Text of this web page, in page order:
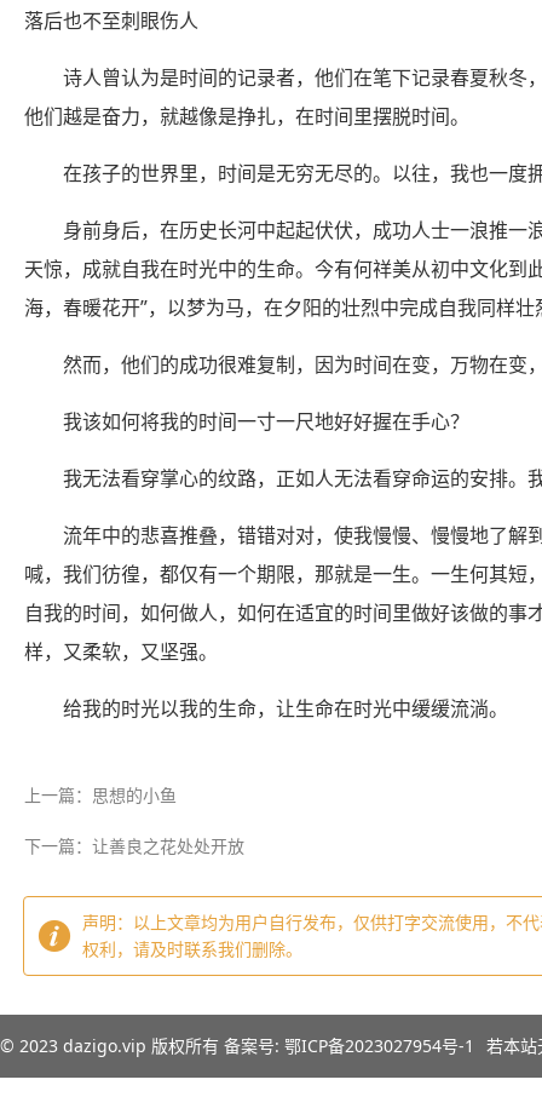
落后也不至刺眼伤人
诗人曾认为是时间的记录者，他们在笔下记录春夏秋冬
他们越是奋力，就越像是挣扎，在时间里摆脱时间。
在孩子的世界里，时间是无穷无尽的。以往，我也一度
身前身后，在历史长河中起起伏伏，成功人士一浪推一
天惊，成就自我在时光中的生命。今有何祥美从初中文化
海，春暖花开”，以梦为马，在夕阳的壮烈中完成自我同样
然而，他们的成功很难复制，因为时间在变，万物在变
我该如何将我的时间一寸一尺地好好握在手心？
我无法看穿掌心的纹路，正如人无法看穿命运的安排
流年中的悲喜推叠，错错对对，使我慢慢、慢慢地了
喊，我们彷徨，都仅有一个期限，那就是一生。一生何其
自我的时间，如何做人，如何在适宜的时间里做好该做的
样，又柔软，又坚强。
给我的时光以我的生命，让生命在时光中缓缓流淌。
上一篇：思想的小鱼
下一篇：让善良之花处处开放
声明：以上文章均为用户自行发布，仅供打字交流使用，不
权利，请及时联系我们删除。
© 2023 dazigo.vip 版权所有 备案号: 鄂ICP备2023027954号-1 若本